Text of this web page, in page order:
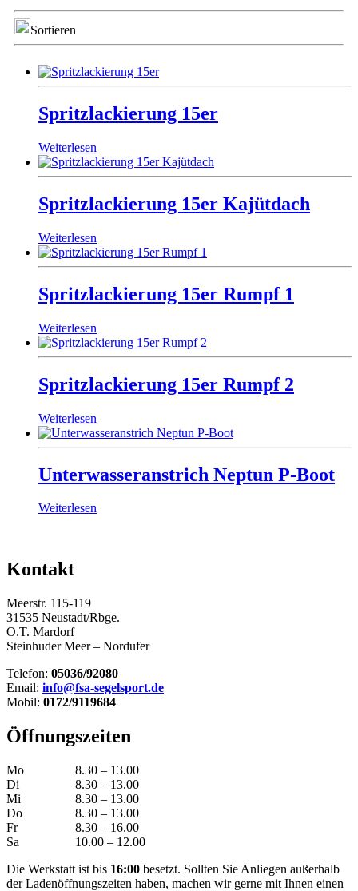
Sortieren
Spritzlackierung 15er
Weiterlesen
Spritzlackierung 15er Kajütdach
Weiterlesen
Spritzlackierung 15er Rumpf 1
Weiterlesen
Spritzlackierung 15er Rumpf 2
Weiterlesen
Unterwasseranstrich Neptun P-Boot
Weiterlesen
Kontakt
Meerstr. 115-119
31535 Neustadt/Rbge.
O.T. Mardorf
Steinhuder Meer – Nordufer
Telefon: 05036/92080
Email: info@fsa-segelsport.de
Mobil: 0172/9119684
Öffnungszeiten
Mo
8.30 – 13.00
Di
8.30 – 13.00
Mi
8.30 – 13.00
Do
8.30 – 13.00
Fr
8.30 – 16.00
Sa
10.00 – 12.00
Die Werkstatt ist bis 16:00 besetzt. Sollten Sie Anliegen außerhalb
der Ladenöffnungszeiten haben, machen wir gerne mit Ihnen einen